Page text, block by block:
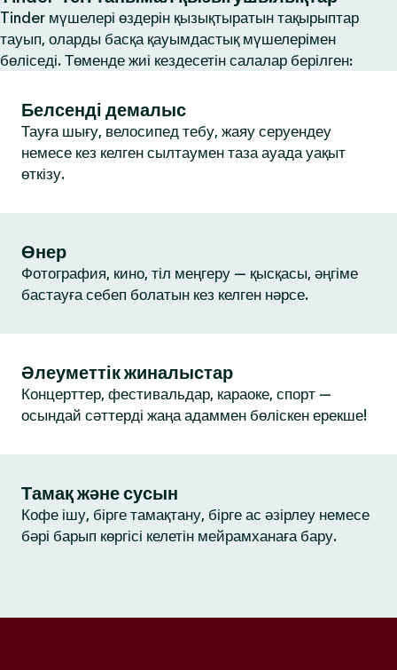
Tinder мүшелері өздерін қызықтыратын тақырыптар
тауып, оларды басқа қауымдастық мүшелерімен
бөліседі. Төменде жиі кездесетін салалар берілген:
Белсенді демалыс
Тауға шығу, велосипед тебу, жаяу серуендеу
немесе кез келген сылтаумен таза ауада уақыт
өткізу.
Өнер
Фотография, кино, тіл меңгеру — қысқасы, әңгіме
бастауға себеп болатын кез келген нәрсе.
Әлеуметтік жиналыстар
Концерттер, фестивальдар, караоке, спорт —
осындай сәттерді жаңа адаммен бөліскен ерекше!
Тамақ және сусын
Кофе ішу, бірге тамақтану, бірге ас әзірлеу немесе
бәрі барып көргісі келетін мейрамханаға бару.